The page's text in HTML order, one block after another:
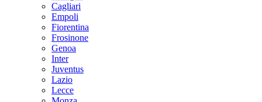
Cagliari
Empoli
Fiorentina
Frosinone
Genoa
Inter
Juventus
Lazio
Lecce